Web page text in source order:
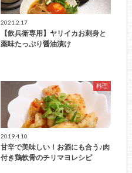
2021.2.17
【飲兵衛専用】ヤリイカお刺身と
薬味たっぷり醤油漬け
料理
2019.4.10
甘辛で美味しい！お酒にも合う♪肉
付き鶏軟骨のチリマヨレシピ